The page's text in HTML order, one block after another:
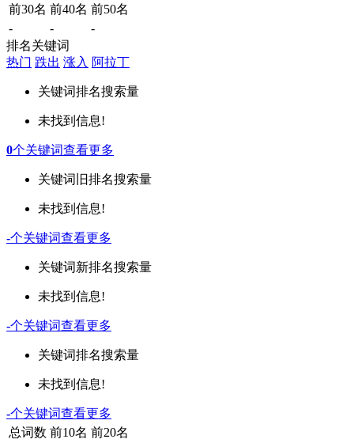
前30名 前40名 前50名
-
-
-
排名关键词
热门 跌出 涨入 阿拉丁
关键词排名搜索量
未找到信息!
0个关键词查看更多
关键词 旧排名搜索量
未找到信息!
-个关键词查看更多
关键词新排名搜索量
未找到信息!
-个关键词查看更多
关键词排名搜索量
未找到信息!
-个关键词查看更多
总词数 前10名 前20名